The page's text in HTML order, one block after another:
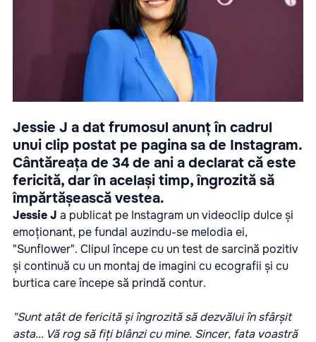
Jessie J a dat frumosul anunț în cadrul
unui clip postat pe pagina sa de Instagram.
Cântăreața de 34 de ani a declarat că este
fericită, dar în același timp, îngrozită să
împărtășească vestea.
Jessie J a publicat pe Instagram un videoclip dulce și
emoționant, pe fundal auzindu-se melodia ei,
"Sunflower". Clipul începe cu un test de sarcină pozitiv
și continuă cu un montaj de imagini cu ecografii și cu
burtica care începe să prindă contur.
"Sunt atât de fericită și îngrozită să dezvălui în sfârșit
asta... Vă rog să fiți blânzi cu mine. Sincer, fata voastră